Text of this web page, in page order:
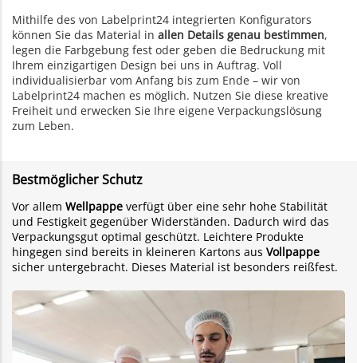
Mithilfe des von Labelprint24 integrierten Konfigurators
können Sie das Material in allen Details genau bestimmen,
legen die Farbgebung fest oder geben die Bedruckung mit
Ihrem einzigartigen Design bei uns in Auftrag. Voll
individualisierbar vom Anfang bis zum Ende – wir von
Labelprint24 machen es möglich. Nutzen Sie diese kreative
Freiheit und erwecken Sie Ihre eigene Verpackungslösung
zum Leben.
Bestmöglicher Schutz
Vor allem Wellpappe verfügt über eine sehr hohe Stabilität
und Festigkeit gegenüber Widerständen. Dadurch wird das
Verpackungsgut optimal geschützt. Leichtere Produkte
hingegen sind bereits in kleineren Kartons aus Vollpappe
sicher untergebracht. Dieses Material ist besonders reißfest.